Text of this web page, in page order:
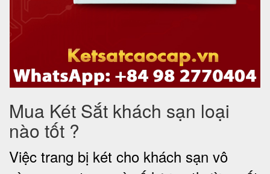
Mua Két Sắt khách sạn loại
nào tốt ?
Việc trang bị két cho khách sạn vô